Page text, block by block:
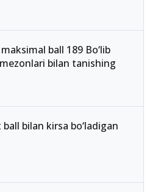
o‘tish ballari
ball 189 Bo‘lib
bilan tanishing
bilan kirsa bo‘ladigan